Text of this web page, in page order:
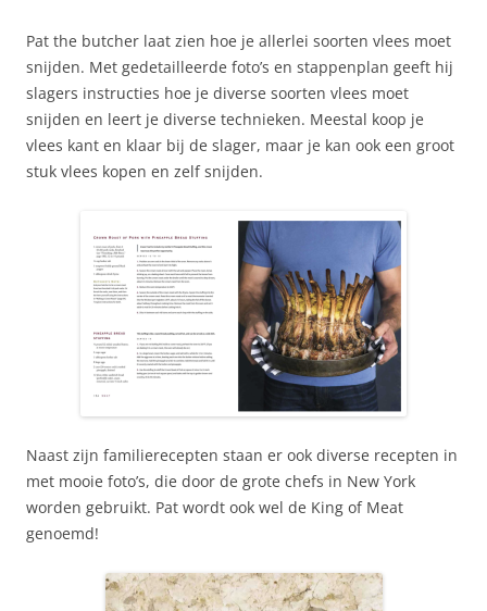
Pat the butcher laat zien hoe je allerlei soorten vlees moet
snijden. Met gedetailleerde foto’s en stappenplan geeft hij
slagers instructies hoe je diverse soorten vlees moet
snijden en leert je diverse technieken. Meestal koop je
vlees kant en klaar bij de slager, maar je kan ook een groot
stuk vlees kopen en zelf snijden.
Naast zijn familierecepten staan er ook diverse recepten in
met mooie foto’s, die door de grote chefs in New York
worden gebruikt. Pat wordt ook wel de King of Meat
genoemd!